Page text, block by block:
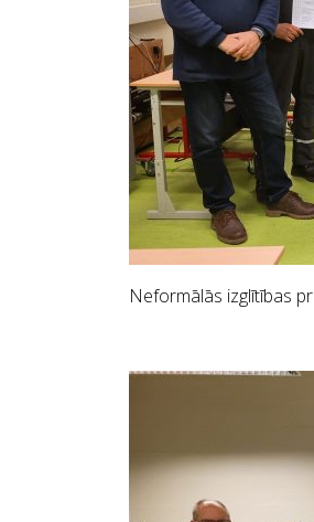
Neformālās izglītības